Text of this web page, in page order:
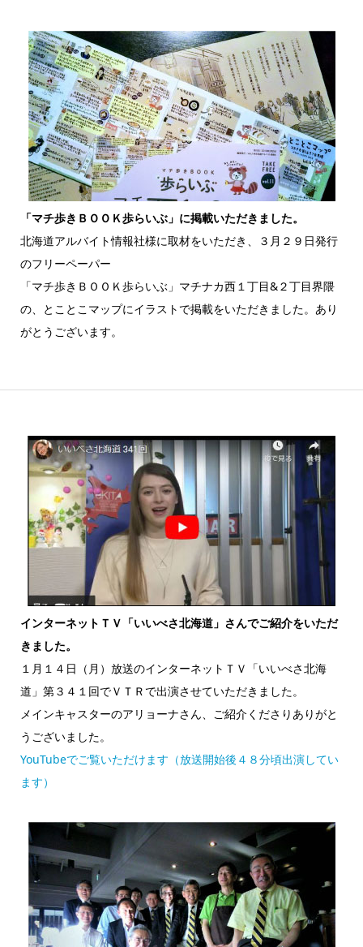
「マチ歩きＢＯＯＫ歩らいぶ」に掲載いただきました。
北海道アルバイト情報社様に取材をいただき、３月２９日発行
のフリーペーパー
「マチ歩きＢＯＯＫ歩らいぶ」マチナカ西１丁目&２丁目界隈
の、とことこマップにイラストで掲載をいただきました。あり
がとうございます。
インターネットＴＶ「いいべさ北海道」さんでご紹介をいただ
きました。
１月１４日（月）放送のインターネットＴＶ「いいべさ北海
道」第３４１回でＶＴＲで出演させていただきました。
メインキャスターのアリョーナさん、ご紹介くださりありがと
うございました。
YouTubeでご覧いただけます（放送開始後４８分頃出演してい
ます）